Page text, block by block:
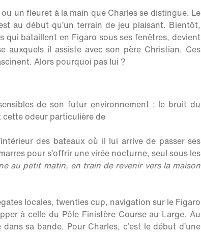
un fleuret à la main que Charles se distingue. Le
au début qu’un terrain de jeu plaisant. Bientôt,
bataillent en Figaro sous ses fenêtres, devient
auxquels il assiste avec son père Christian. Ces
Alors pourquoi pas lui ?
de son futur environnement : le bruit du
odeur particulière de
des bateaux où il lui arrive de passer ses
pour s’offrir une virée nocturne, seul sous les
au petit matin, en train de revenir vers la maison
locales, twenties cup, navigation sur le Figaro
à celle du Pôle Finistère Course au Large. Au
sa bande. Pour Charles, c’est le début d’une